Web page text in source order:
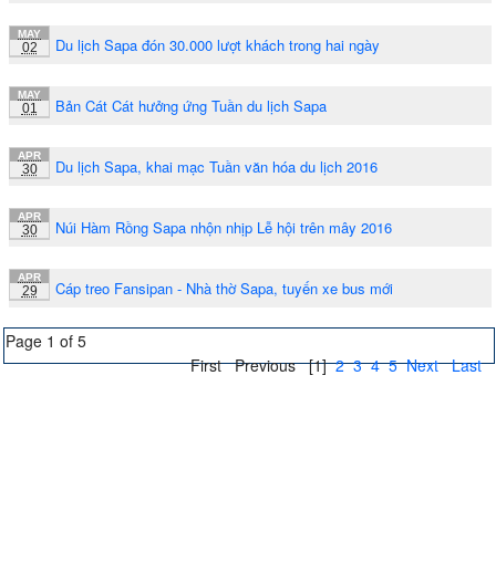
MAY
02 Du lịch Sapa đón 30.000 lượt khách trong hai ngày
MAY
01 Bản Cát Cát hưởng ứng Tuần du lịch Sapa
APR
30 Du lịch Sapa, khai mạc Tuần văn hóa du lịch 2016
APR
30 Núi Hàm Rồng Sapa nhộn nhịp Lễ hội trên mây 2016
APR
29 Cáp treo Fansipan - Nhà thờ Sapa, tuyến xe bus mới
Page 1 of 5
First Previous [1] 2 3 4 5 Next Last